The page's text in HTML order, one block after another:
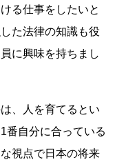
る仕事をしたいと
た法律の知識も役
に興味を持ちまし
、人を育てるとい
番自分に合っている
視点で日本の将来